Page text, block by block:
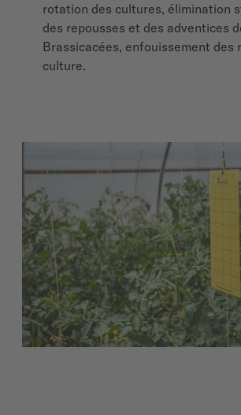
rotation des cultures, élimination
des repousses et des adventices
Brassicacées, enfouissement des
culture.